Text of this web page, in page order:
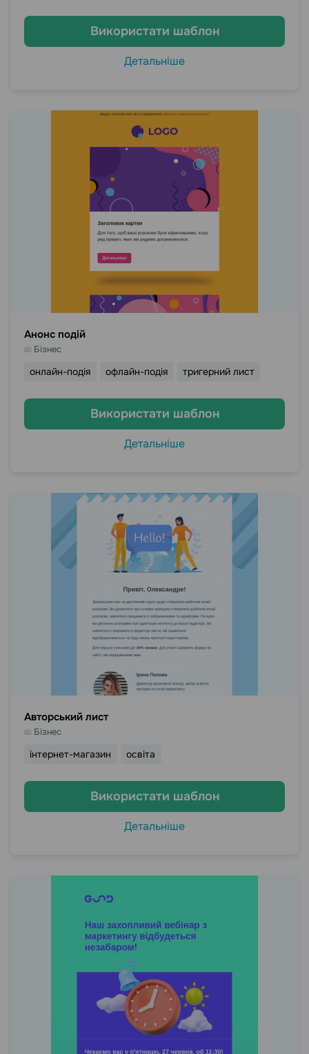
Використати шаблон
Детальніше
Анонс подій
Бізнес
онлайн-подія офлайн-подія тригерний лист
Використати шаблон
Детальніше
Авторський лист
Бізнес
інтернет-магазин освіта
Використати шаблон
Детальніше